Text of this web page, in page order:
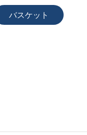
バスケット